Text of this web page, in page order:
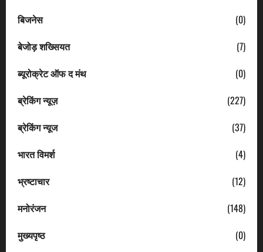
बिजनेस
(0)
बेजोड़ शख्सियत
(7)
ब्यूरोक्रेट ऑफ द मंथ
(0)
ब्रेकिंग न्यूज़
(227)
ब्रेकिंग न्यूज
(37)
भारत विमर्श
(4)
भ्रष्टाचार
(12)
मनोरंजन
(148)
मुख्यपृष्ठ
(0)